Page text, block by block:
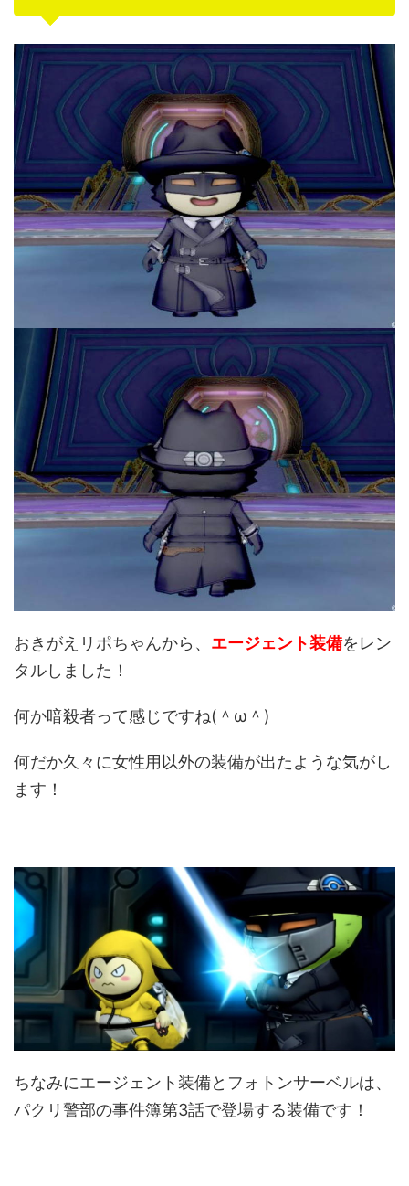
おきがえリポちゃんから、 エージェント装備をレン
タルしました！
何か暗殺者って感じですね(＾ω＾)
何だか久々に女性用以外の装備が出たような気がし
ます！
ちなみにエージェント装備とフォトンサーベルは、
パクリ警部の事件簿第3話で登場する装備です！